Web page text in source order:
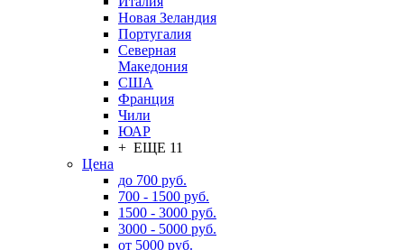
Новая Зеландия
Португалия
Северная
Македония
США
Франция
Чили
ЮАР
+ ЕЩЕ 11
Цена
до 700 руб.
700 - 1500 руб.
1500 - 3000 руб.
3000 - 5000 руб.
от 5000 руб.